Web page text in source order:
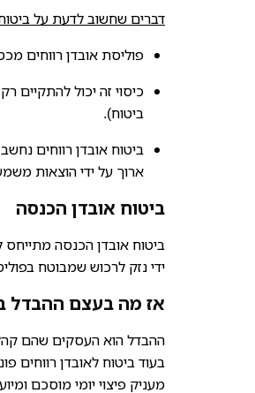
דברים שחשוב לדעת על ביטוח
פוליסת אובדן רווחים
כיסוי זה יכול להתקיים
ביטוח).
ביטוח אובדן רווחים
ארוך על ידי הוצאות
ביטוח אובדן הכנסה
ביטוח אובדן הכנסה
ידי נזק לרכוש שמבוטח
אז מה בעצם ההבדל
ההבדל הוא העסקים שהם
בעוד ביטוח לאובדן רווחים
מעניק פיצוי יומי מוסכם